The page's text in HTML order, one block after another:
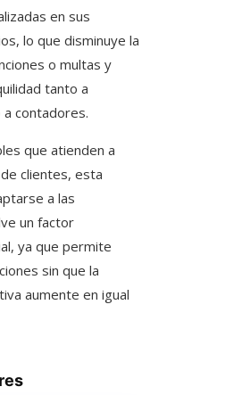
en sus
lo que disminuye la
o multas y
tanto a
contadores.
que atienden a
clientes, esta
a las
un factor
ya que permite
sin que la
aumente en igual